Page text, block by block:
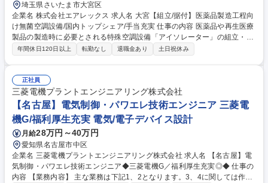
埼玉県さいたま市大宮区
企業名 株式会社エアレックス 求人名 大宮【組立/据付】医薬品製造工程向
け無菌空調設備/国内トップシェア/手当充実 仕事の内容 医薬品や再生医療
製品の製造時に必要とされる特殊空調設備「アイソレーター」の組立・据
付業務をお任せします◆単なる組立・据付ではなく、高度な品質保証ノウ
整。(2)搬入計画に基づき、協力会社と連携して設備を製薬工場等の客先に
搬入。組立、試運転を実施し、据付状態や各種制御機器の動作、操作性な
どを確認。(3)設備の気流、風速等、品質適合チェックを実施。分析結果を
報告書にまとめ、お客様へ説明。(4)引渡し。※建設作業は発生しません。
募集職種 大宮【組立/据付】医薬品製造工程向け無菌空調設備/国内トップ
シェア/手当充実
年間休日120日以上 転勤なし 退職金あり 土日祝休み
正社員
三菱電機プラントエンジニアリング株式会社
【名古屋】電気制御・パワエレ技術エンジニア 三菱電
機G/福利厚生充実 電気/電子デバイス設計
月給28万円～40万円
愛知県名古屋市中区
企業名 三菱電機プラントエンジニアリング株式会社 求人名 【名古屋】電
気制御・パワエレ技術エンジニア◆三菱電機G／福利厚生充実◎◆ 仕事の
内容 【業務内容】 主な業務は下記1、2となります。3、4に関しては作業